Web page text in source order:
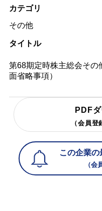
カテゴリ
その他
タイトル
第68期定時株主総会その
面省略事項）
PDF
（会員登
この企業
（会